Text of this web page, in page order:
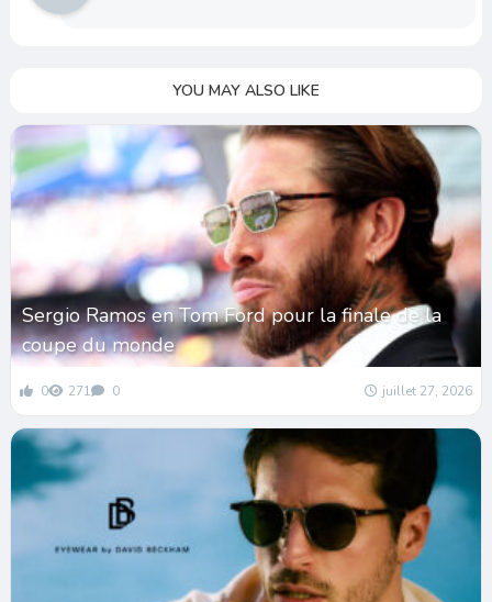
YOU MAY ALSO LIKE
Sergio Ramos en Tom Ford pour la finale de la
coupe du monde
0 271 0 juillet 27, 2026